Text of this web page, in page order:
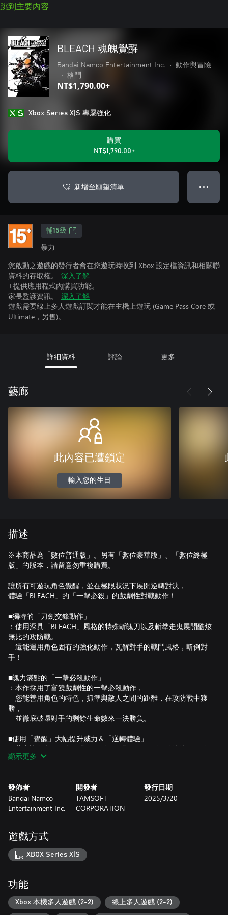
跳到主要內容
BLEACH 魂魄覺醒
Bandai Namco Entertainment Inc. •
動作與冒險
•
格鬥
NT$1,790.00+
Xbox Series X|S 專屬強化
購買
NT$1,790.00+
新增至願望清單 ● ● ●
輔15級
暴力
您啟動之遊戲的發行者會在您遊玩時收到 Xbox 設定檔資訊和相關聯
資料的存取權。
深入了解
+提供應用程式內購買功能。
家長監護資訊。
深入了解
遊戲需要線上多人遊戲訂閱才能在主機上遊玩 (Game Pass Core 或
Ultimate，另售)。
詳細資料 評論 更多
藝廊
此內容已遭鎖定
輸入您的生日
描述
※本商品為「數位普通版」。另有「數位豪華版」、「數位終極
版」的版本，請留意勿重複購買。
讓所有可遊玩角色覺醒，並在極限狀況下展開逆轉對決，
體驗「BLEACH」的「一擊必殺」的戲劇性對戰動作！
■獨特的「刀劍交鋒動作」
：使用深具「BLEACH」風格的特殊斬魄刀以及斬拳走鬼展開酷炫
無比的攻防戰。
還能運用角色固有的強化動作，瓦解對手的戰鬥風格，斬倒對
手！
■魄力滿點的「一擊必殺動作」
：本作採用了富饒戲劇性的一擊必殺動作，
您能善用角色的特色，抓準與敵人之間的距離，在攻防戰中獲
勝，
並徹底破壞對手的剩餘生命數來一決勝負。
■使用「覺醒」大幅提升威力＆「逆轉體驗」
：藉由讓角色進行各種覺醒（始解、卍解、刀劍解放等等），使
動作進化＆提升一擊的威力。
■從頭體驗「BLEACH」故事的劇情模式
「MAIN STORY」中，您可以從頭體驗「BLEACH」的故事，
以及描寫與藍染惣右介率領的「破面」展開激戰的「破面篇」。
另外，也有收錄本作原創的「SECRET STORY」，描寫「MAIN
STORY」中沒有提及的各角色們的故事。
您可以享受在本篇另一側展開的故事，其中包含造就各角色個性
顯示更多
發佈者
Bandai Namco
Entertainment Inc.
開發者
TAMSOFT
CORPORATION
發行日期
2025/3/20
遊戲方式
XBOX Series X|S
功能
Xbox 本機多人遊戲 (2-2) 線上多人遊戲 (2-2)